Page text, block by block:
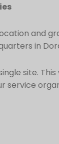
and
in
site. This
service